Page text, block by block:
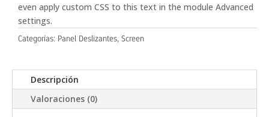
even apply custom CSS to this text in the module Advanced
settings.
Categorías: Panel Deslizantes, Screen
Descripción
Valoraciones (0)